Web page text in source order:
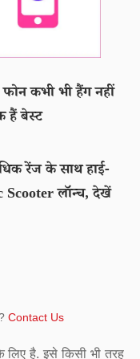
कभी भी हैंग नहीं
हैं बेस्ट
रेंज के साथ हाई-
Scooter लॉन्च, देखें
Contact Us
लिए है. इसे किसी भी तरह